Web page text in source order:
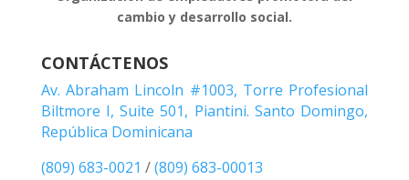
cambio y desarrollo social.
CONTÁCTENOS
Av. Abraham Lincoln #1003, Torre Profesional
Biltmore I, Suite 501, Piantini. Santo Domingo,
República Dominicana
(809) 683-0021 /(809) 683-00013